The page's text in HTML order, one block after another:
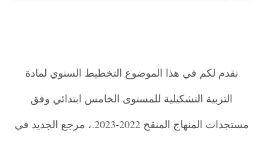
نقدم لكم في هذا الموضوع التخطيط السنوي لمادة
التربية التشكيلية للمستوى الخامس ابتدائي وفق
مستجدات المنهاج المنقح 2022-2023
.، مرجع الجديد في